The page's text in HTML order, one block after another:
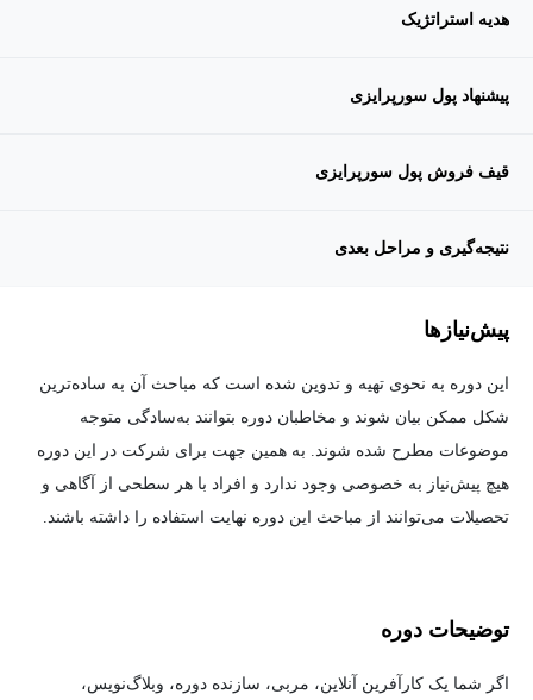
هدیه استراتژیک
پیشنهاد پول سورپرایزی
قیف فروش پول سورپرایزی
نتیجه‌گیری و مراحل بعدی
پیش‌نیاز‌ها
این دوره به نحوی تهیه و تدوین شده است که مباحث آن به ساده‌ترین
شکل ممکن بیان شوند و مخاطبان دوره بتوانند به‌سادگی متوجه
موضوعات مطرح شده شوند. به همین جهت برای شرکت در این دوره
هیچ پیش‌نیاز به خصوصی وجود ندارد و افراد با هر سطحی از آگاهی و
تحصیلات می‌توانند از مباحث این دوره نهایت استفاده را داشته باشند.
توضیحات دوره
اگر شما یک کارآفرین آنلاین، مربی، سازنده دوره، وبلاگ‌نویس،